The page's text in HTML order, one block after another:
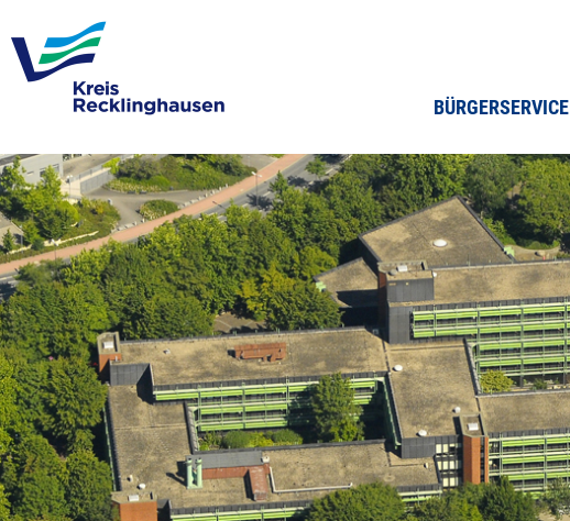
BÜRGERSERVICE